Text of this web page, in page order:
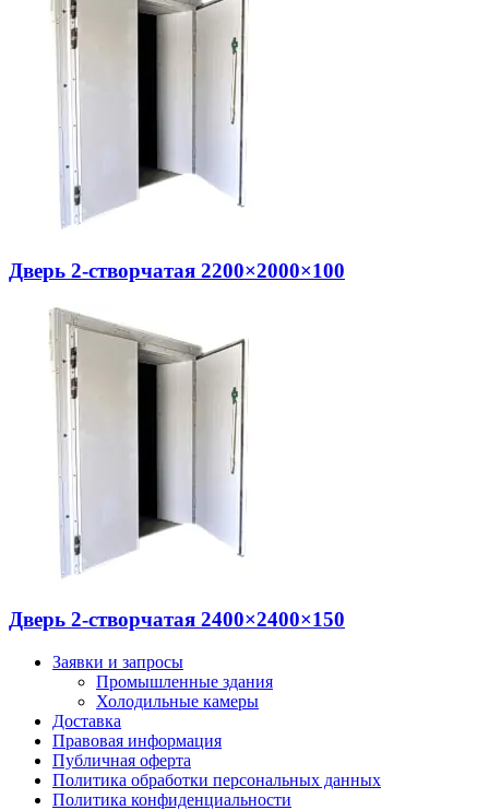
Дверь 2-створчатая 2200×2000×100
Дверь 2-створчатая 2400×2400×150
Заявки и запросы
Промышленные здания
Холодильные камеры
Доставка
Правовая информация
Публичная оферта
Политика обработки персональных данных
Политика конфиденциальности